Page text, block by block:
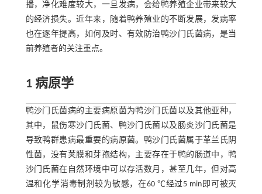
播，净化难度较大，一旦发病，会给鸭养殖企业带来较大
的经济损失。近年来，随着鸭养殖业的不断发展，发病率
也在逐年提高，如何及时、有效防治鸭沙门氏菌病，是当
前养殖者的关注重点。
1 病原学
鸭沙门氏菌病的主要病原菌为鸭沙门氏菌以及其他亚种，
其中，鼠伤寒沙门氏菌、鸭沙门氏菌以及肠炎沙门氏菌是
导致鸭群患病最重要的病原菌。鸭沙门氏菌属于革兰氏阴
性菌，没有荚膜和芽孢结构，主要存在于鸭的肠道中，鸭
沙门氏菌在自然环境中可以存活数月，甚至几年，但对高
温和化学消毒制剂较为敏感，在60 ℃经过5 min即可被灭